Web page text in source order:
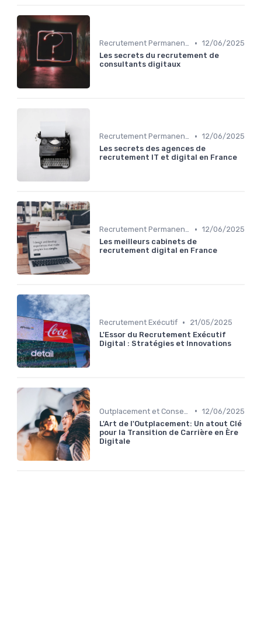
Recrutement Permanent et Temporaire • 12/06/2025
Les secrets du recrutement de
consultants digitaux
Recrutement Permanent et Temporaire • 12/06/2025
Les secrets des agences de
recrutement IT et digital en France
Recrutement Permanent et Temporaire • 12/06/2025
Les meilleurs cabinets de
recrutement digital en France
Recrutement Exécutif •
21/05/2025
L'Essor du Recrutement Exécutif
Digital : Stratégies et Innovations
• 12/06/2025
L'Art de l'Outplacement: Un atout Clé
pour la Transition de Carrière en Ère
Digitale